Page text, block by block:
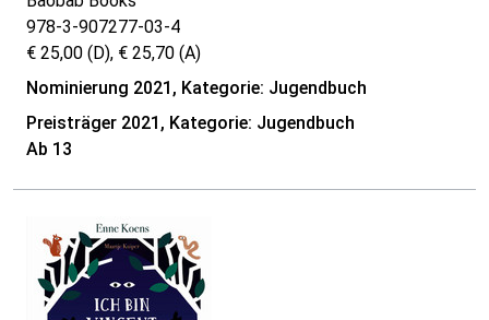
978-3-907277-03-4
€ 25,00 (D), € 25,70 (A)
Nominierung 2021, Kategorie: Jugendbuch
Preisträger 2021, Kategorie: Jugendbuch
Ab 13